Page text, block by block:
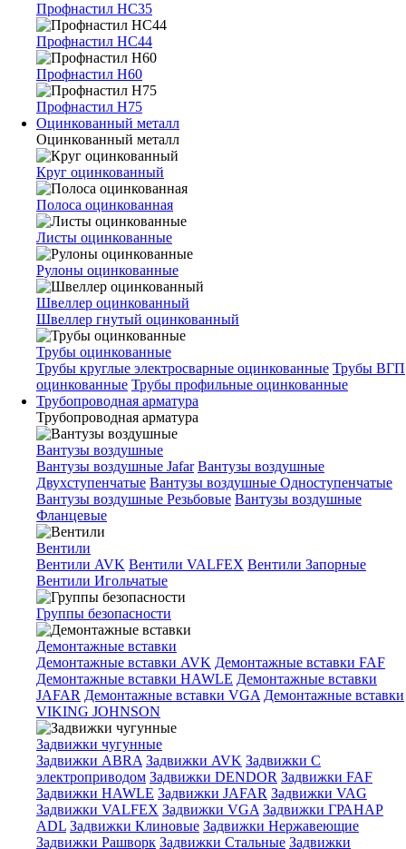
Профнастил НС35
Профнастил НС44
Профнастил Н60
Профнастил Н75
Оцинкованный металл
Оцинкованный металл
Круг оцинкованный
Полоса оцинкованная
Листы оцинкованные
Рулоны оцинкованные
Швеллер оцинкованный
Швеллер гнутый оцинкованный
Трубы оцинкованные
Трубы круглые электросварные оцинкованные Трубы ВГП
оцинкованные Трубы профильные оцинкованные
Трубопроводная арматура
Трубопроводная арматура
Вантузы воздушные
Вантузы воздушные Jafar Вантузы воздушные
Двухступенчатые Вантузы воздушные Одноступенчатые
Вантузы воздушные Резьбовые Вантузы воздушные
Фланцевые
Вентили
Вентили AVK Вентили VALFEX Вентили Запорные
Вентили Игольчатые
Группы безопасности
Демонтажные вставки
Демонтажные вставки AVK Демонтажные вставки FAF
Демонтажные вставки HAWLE Демонтажные вставки
JAFAR Демонтажные вставки VGA Демонтажные вставки
VIKING JOHNSON
Задвижки чугунные
Задвижки ABRA Задвижки AVK Задвижки C
электроприводом Задвижки DENDOR Задвижки FAF
Задвижки HAWLE Задвижки JAFAR Задвижки VAG
Задвижки VALFEX Задвижки VGA Задвижки ГРАНАР
ADL Задвижки Клиновые Задвижки Нержавеющие
Задвижки Рашворк Задвижки Стальные Задвижки